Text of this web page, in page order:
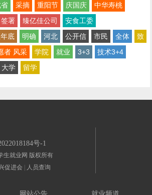
采摘 重阳节 庆国庆
中华寿桃
签署 臻亿佳公司
安食工委
底 明确 河北 公开信 市民 全体
致
者 风采
学院 就业 3+3
技术3+4
大学 留学
号-1
生就业网 版权所有
促进会
人员查询